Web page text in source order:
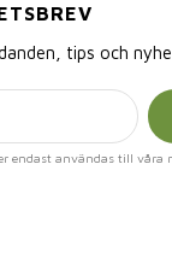
tips och
endast användas till våra